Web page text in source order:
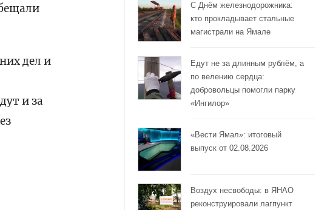
дел и
и за
С Днём железнодорожника:
кто прокладывает стальные
магистрали на Ямале
Едут не за длинным рублём, а
по велению сердца:
добровольцы помогли парку
«Ингилор»
«Вести Ямал»: итоговый
выпуск от 02.08.2026
Воздух несвободы: в ЯНАО
реконструировали лагпункт